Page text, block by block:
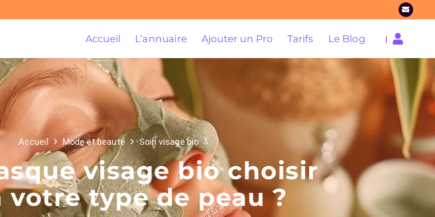
Accueil L’annuaire Ajouter un Pro Tarifs Le Blog |
Accueil Mode et beauté Soin visage bio
visage bio choisir
votre type de peau ?